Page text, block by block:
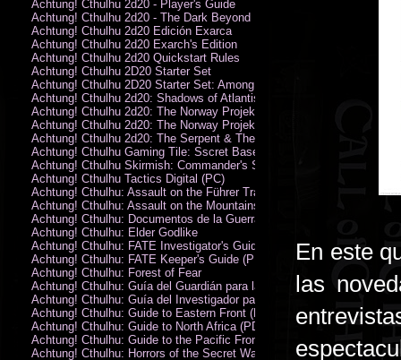
En este
las
Achtung! Cthulhu 2d20 - Player's Guide
Achtung! Cthulhu 2d20 - The Dark Beyond
Achtung! Cthulhu 2d20 Edición Exarca
Achtung! Cthulhu 2d20 Exarch's Edition
Achtung! Cthulhu 2d20 Quickstart Rules
Achtung! Cthulhu 2D20 Starter Set
Achtung! Cthulhu 2D20 Starter Set: Among the Wolves (PDF)
Achtung! Cthulhu 2d20: Shadows of Atlantis
Achtung! Cthulhu 2d20: The Norway Projekt
Achtung! Cthulhu 2d20: The Norway Projekt (PDF)
Achtung! Cthulhu 2d20: The Serpent & The Sands
Achtung! Cthulhu Gaming Tile: Sscret Base & Icy Ruins
Achtung! Cthulhu Skirmish: Commander's Set
Achtung! Cthulhu Tactics Digital (PC)
Achtung! Cthulhu: Assault on the Führer Train
Achtung! Cthulhu: Assault on the Mountains of Madness
Achtung! Cthulhu: Documentos de la Guerra Secreta
Achtung! Cthulhu: Elder Godlike
Achtung! Cthulhu: FATE Investigator's Guide (PDF)
Achtung! Cthulhu: FATE Keeper's Guide (PDF)
Achtung! Cthulhu: Forest of Fear
Achtung! Cthulhu: Guía del Guardián para la Guerra Secreta
Achtung! Cthulhu: Guía del Investigador para la Guerra Secreta
Achtung! Cthulhu: Guide to Eastern Front (PDF)
Achtung! Cthulhu: Guide to North Africa (PDF)
Achtung! Cthulhu: Guide to the Pacific Front
Achtung! Cthulhu: Horrors of the Secret War